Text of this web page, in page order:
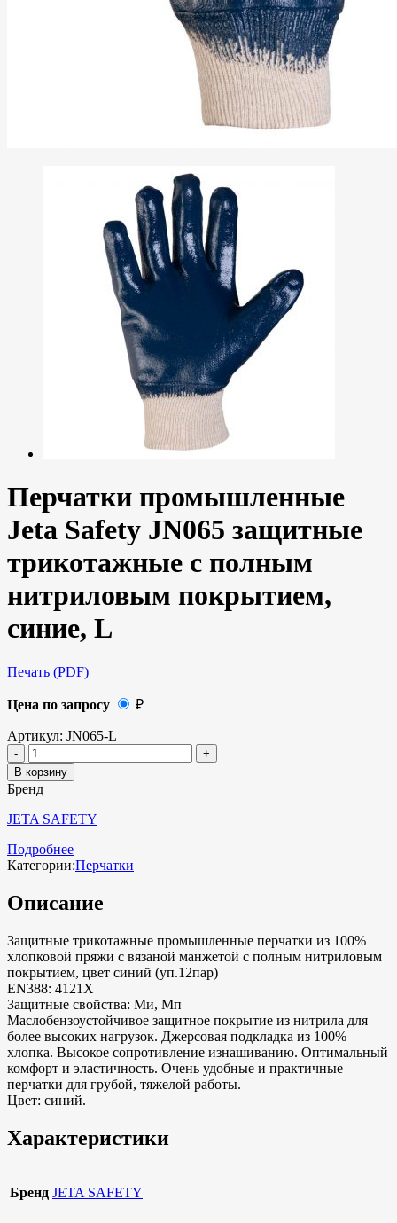
Перчатки промышленные
Jeta Safety JN065 защитные
трикотажные с полным
нитриловым покрытием,
синие, L
Печать (PDF)
Цена по запросу ₽
Артикул: JN065-L
В корзину
Бренд
JETA SAFETY
Подробнее
Категории:Перчатки
Описание
Защитные трикотажные промышленные перчатки из 100%
хлопковой пряжи с вязаной манжетой с полным нитриловым
покрытием, цвет синий (уп.12пар)
EN388: 4121X
Защитные свойства: Ми, Мп
Маслобензоустойчивое защитное покрытие из нитрила для
более высоких нагрузок. Джерсовая подкладка из 100%
хлопка. Высокое сопротивление изнашиванию. Оптимальный
комфорт и эластичность. Очень удобные и практичные
перчатки для грубой, тяжелой работы.
Цвет: синий.
Характеристики
Бренд JETA SAFETY